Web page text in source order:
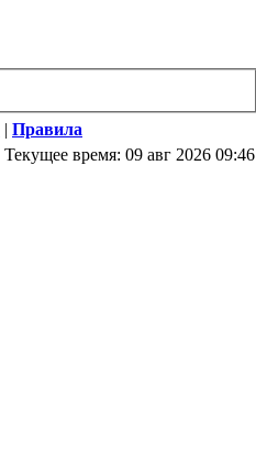
| Правила
Текущее время: 09 авг 2026 09:46